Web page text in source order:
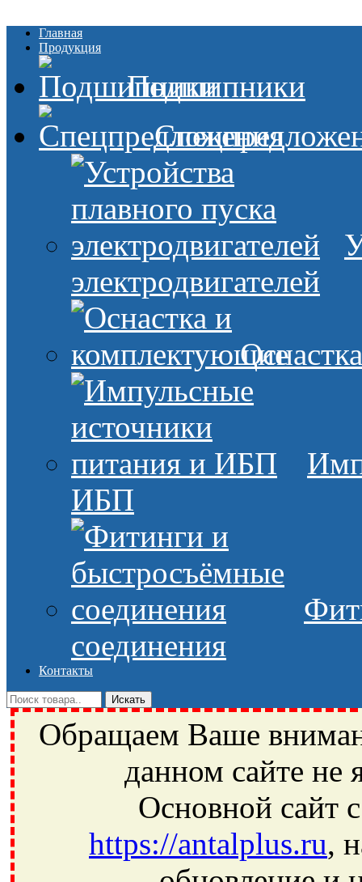
Главная
Продукция
Подшипники
электродвигателей
ИБП
соединения
Контакты
Обращаем Ваше
данном сайте не
Основной сайт
https://antalplus.ru,